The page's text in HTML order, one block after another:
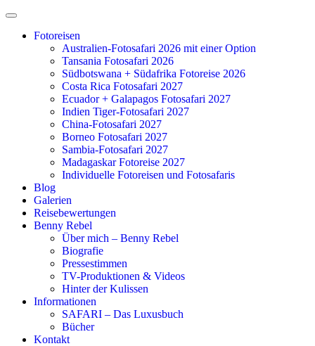
Zum
springenFotoreisen
Australien-Fotosafari 2026 mit einer Option
Tansania Fotosafari 2026
Südbotswana + Südafrika Fotoreise 2026
Costa Rica Fotosafari 2027
Ecuador + Galapagos Fotosafari 2027
Indien Tiger-Fotosafari 2027
China-Fotosafari 2027
Borneo Fotosafari 2027
Sambia-Fotosafari 2027
Madagaskar Fotoreise 2027
Individuelle Fotoreisen und Fotosafaris
Blog
Galerien
Reisebewertungen
Benny Rebel
Über mich – Benny Rebel
Biografie
Pressestimmen
TV-Produktionen & Videos
Hinter der Kulissen
Informationen
SAFARI – Das Luxusbuch
Bücher
Kontakt